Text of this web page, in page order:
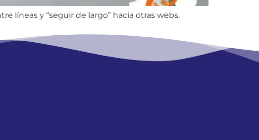
líneas y “seguir de largo” hacia otras webs.